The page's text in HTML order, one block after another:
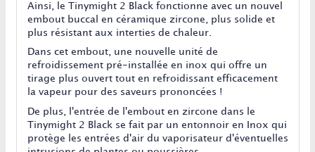
Ainsi, le Tinymight 2 Black fonctionne avec un nouvel
embout buccal en céramique zircone, plus solide et
plus résistant aux interties de chaleur.
Dans cet embout, une nouvelle unité de
refroidissement pré-installée en inox qui offre un
tirage plus ouvert tout en refroidissant efficacement
la vapeur pour des saveurs prononcées !
De plus, l'entrée de l'embout en zircone dans le
Tinymight 2 Black se fait par un entonnoir en Inox qui
protège les entrées d'air du vaporisateur d'éventuelles